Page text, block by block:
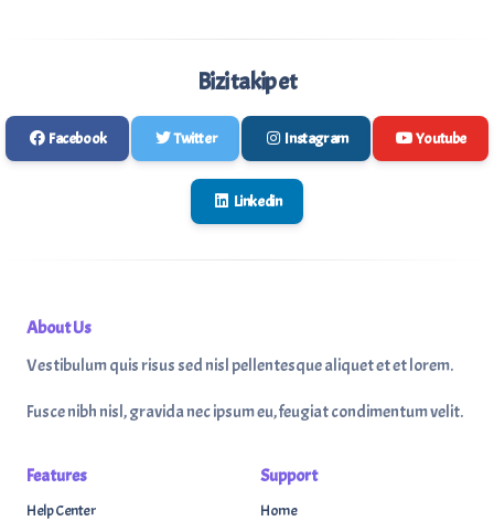
Bizi takip et
Facebook Twitter Instagram Youtube
Linkedin
About Us
Vestibulum quis risus sed nisl pellentesque aliquet et et lorem.
Fusce nibh nisl, gravida nec ipsum eu, feugiat condimentum velit.
Features
Help Center
Support
Home